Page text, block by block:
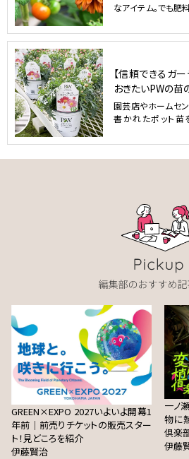
なアイテム。でも肥
【信頼できるガ
おきたいPWの苗
園芸店やホームセン
書かれたポット苗
GREEN×EXPO 2027いよいよ開幕1
年前｜前売りチケットの販売スター
ト！見どころを紹介
伊藤賢治
一ノ
物に
倶楽
伊藤